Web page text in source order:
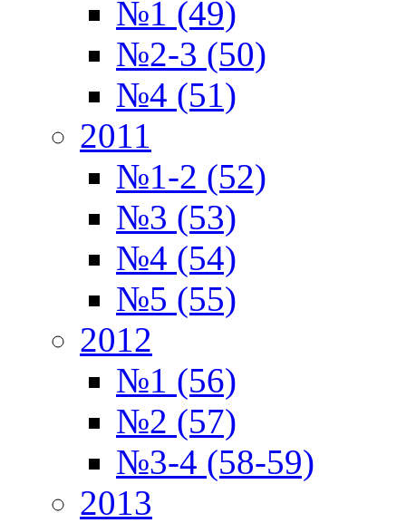
№1 (49)
№2-3 (50)
№4 (51)
2011
№1-2 (52)
№3 (53)
№4 (54)
№5 (55)
2012
№1 (56)
№2 (57)
№3-4 (58-59)
2013